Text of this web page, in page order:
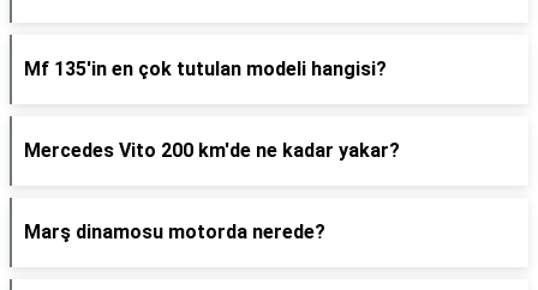
Mf 135'in en çok tutulan modeli hangisi?
Mercedes Vito 200 km'de ne kadar yakar?
Marş dinamosu motorda nerede?